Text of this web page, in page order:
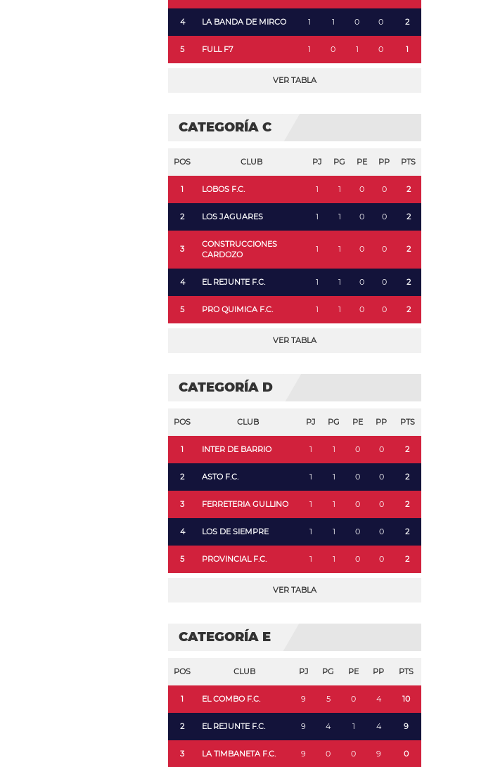
4 LA BANDA DE MIRCO 1 1 0 0 2
5 FULL F7 1 0 1 0 1
VER TABLA
CATEGORÍA C
POS CLUB PJ PG PE PP PTS
1 LOBOS F.C. 1 1 0 0 2
2 LOS JAGUARES 1 1 0 0 2
3
CONSTRUCCIONES
CARDOZO
1 1 0 0 2
4 EL REJUNTE F.C. 1 1 0 0 2
5 PRO QUIMICA F.C. 1 1 0 0 2
VER TABLA
CATEGORÍA D
POS CLUB PJ PG PE PP PTS
1 INTER DE BARRIO 1 1 0 0 2
2 ASTO F.C. 1 1 0 0 2
3 FERRETERIA GULLINO 1 1 0 0 2
4 LOS DE SIEMPRE 1 1 0 0 2
5 PROVINCIAL F.C. 1 1 0 0 2
VER TABLA
CATEGORÍA E
POS CLUB PJ PG PE PP PTS
1 EL COMBO F.C. 9 5 0 4 10
2 EL REJUNTE F.C. 9 4 1 4 9
3 LA TIMBANETA F.C. 9 0 0 9 0